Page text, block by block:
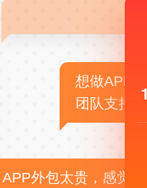
想做APP
团队支持
APP外包太贵，感觉不